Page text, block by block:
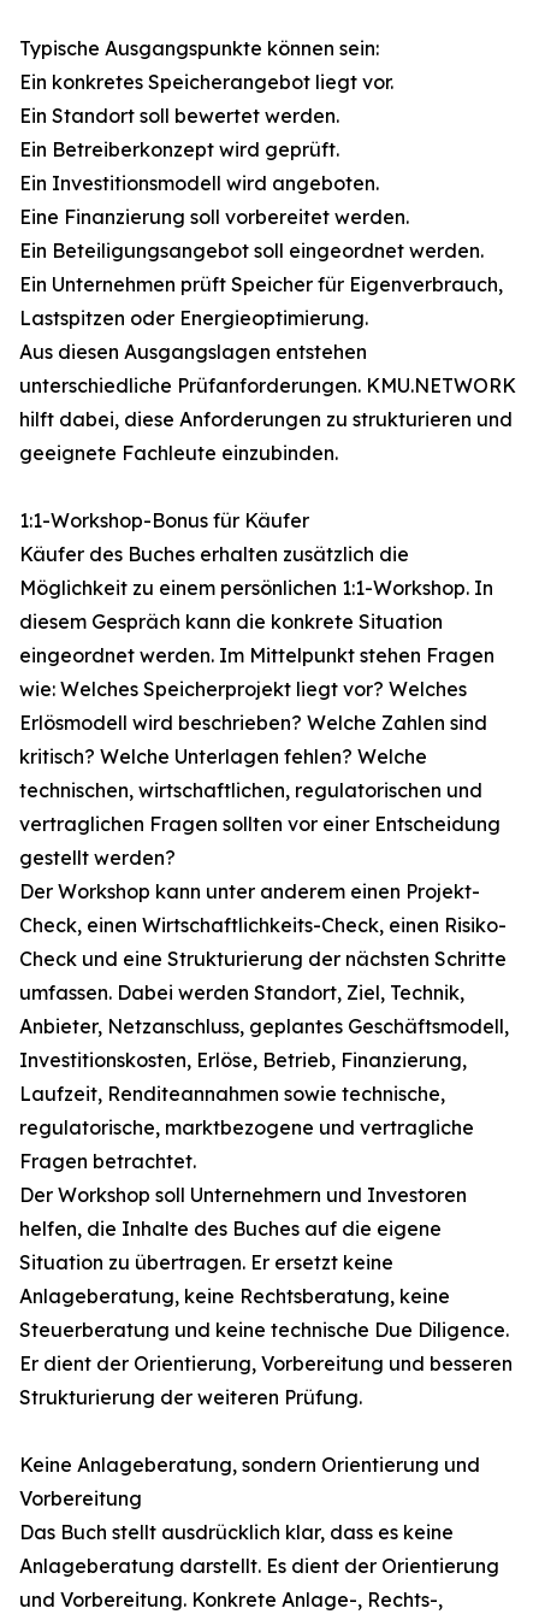
Typische Ausgangspunkte können sein:
Ein konkretes Speicherangebot liegt vor.
Ein Standort soll bewertet werden.
Ein Betreiberkonzept wird geprüft.
Ein Investitionsmodell wird angeboten.
Eine Finanzierung soll vorbereitet werden.
Ein Beteiligungsangebot soll eingeordnet werden.
Ein Unternehmen prüft Speicher für Eigenverbrauch,
Lastspitzen oder Energieoptimierung.
Aus diesen Ausgangslagen entstehen
unterschiedliche Prüfanforderungen. KMU.NETWORK
hilft dabei, diese Anforderungen zu strukturieren und
geeignete Fachleute einzubinden.
1:1-Workshop-Bonus für Käufer
Käufer des Buches erhalten zusätzlich die
Möglichkeit zu einem persönlichen 1:1-Workshop. In
diesem Gespräch kann die konkrete Situation
eingeordnet werden. Im Mittelpunkt stehen Fragen
wie: Welches Speicherprojekt liegt vor? Welches
Erlösmodell wird beschrieben? Welche Zahlen sind
kritisch? Welche Unterlagen fehlen? Welche
technischen, wirtschaftlichen, regulatorischen und
vertraglichen Fragen sollten vor einer Entscheidung
gestellt werden?
Der Workshop kann unter anderem einen Projekt-
Check, einen Wirtschaftlichkeits-Check, einen Risiko-
Check und eine Strukturierung der nächsten Schritte
umfassen. Dabei werden Standort, Ziel, Technik,
Anbieter, Netzanschluss, geplantes Geschäftsmodell,
Investitionskosten, Erlöse, Betrieb, Finanzierung,
Laufzeit, Renditeannahmen sowie technische,
regulatorische, marktbezogene und vertragliche
Fragen betrachtet.
Der Workshop soll Unternehmern und Investoren
helfen, die Inhalte des Buches auf die eigene
Situation zu übertragen. Er ersetzt keine
Anlageberatung, keine Rechtsberatung, keine
Steuerberatung und keine technische Due Diligence.
Er dient der Orientierung, Vorbereitung und besseren
Strukturierung der weiteren Prüfung.
Keine Anlageberatung, sondern Orientierung und
Vorbereitung
Das Buch stellt ausdrücklich klar, dass es keine
Anlageberatung darstellt. Es dient der Orientierung
und Vorbereitung. Konkrete Anlage-, Rechts-,